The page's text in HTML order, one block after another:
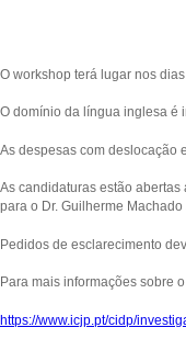
O workshop terá lugar nos dias
O domínio da língua inglesa é
As despesas com deslocação
As candidaturas estão abertas
para o Dr. Guilherme
Pedidos de esclarecimento
Para mais informações sobre
https://www.icjp.pt/cidp/